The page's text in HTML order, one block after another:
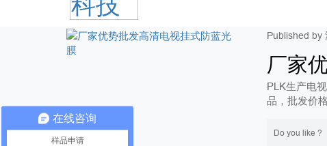
Published by
厂家
PLK生产电
品，批发价
Do you like ?
在线咨询
样品申请